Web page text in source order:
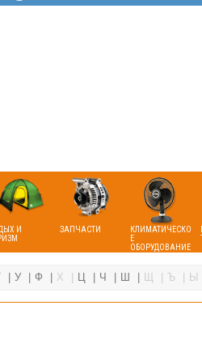
И
ЗАПЧАСТИ
КЛИМАТИЧЕСКО
Е
ОБОРУДОВАНИЕ
У Ф Х Ц Ч Ш Щ Ъ Ы